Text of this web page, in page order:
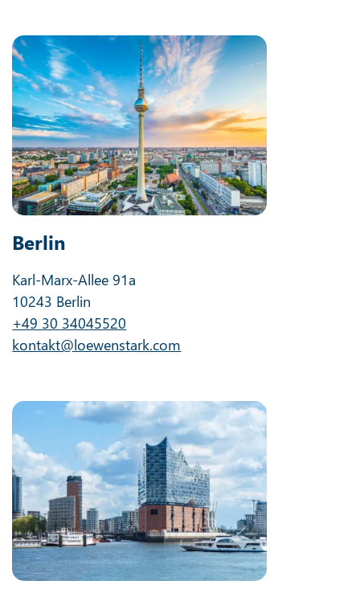
Berlin
Karl-Marx-Allee 91a
10243 Berlin
+49 30 34045520
kontakt@loewenstark.com